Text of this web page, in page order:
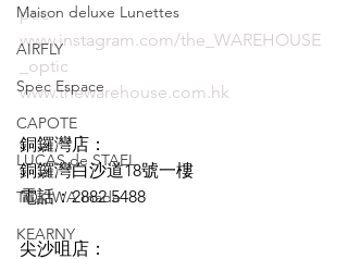
Maison deluxe Lunettes
AIRFLY
Spec Espace
CAPOTE
LUCAS de STAEL
TOKIWA made
KEARNY
ptic
www.instagram.com/the_WAREHOUSE
_optic
www.thewarehouse.com.hk
銅鑼灣店：
銅鑼灣白沙道18號一樓
電話：2882 5488
尖沙咀店：